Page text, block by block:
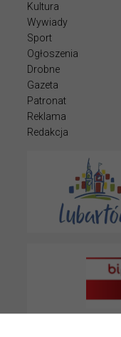
Kultura
Wywiady
Sport
Ogłoszenia
Drobne
Gazeta
Patronat
Reklama
Redakcja